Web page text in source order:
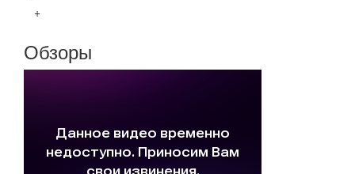
+
Обзоры